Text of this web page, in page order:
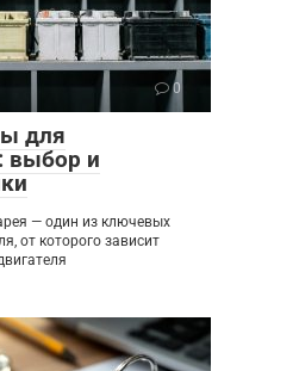
0
для
выбор и
— один из ключевых
от которого зависит